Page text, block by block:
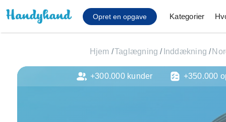
Opret en opgave Kategorier
Affaldsfjernelse
Hjem /Taglægning / Inddækning /
+300.000 kunder +350.000